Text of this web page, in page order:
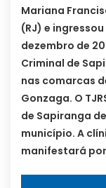
Mariana
(RJ) e
dezembro de
Criminal de
nas comarcas
Gonzaga. O
de Sapiranga
município. A
manifestará